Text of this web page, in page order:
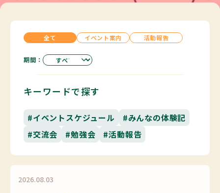
全て イベント案内 活動報告
期間：
キーワードで探す
#イベントスケジュール
#みんなの体験記
#交流会
#勉強会 #活動報告
2026.08.03